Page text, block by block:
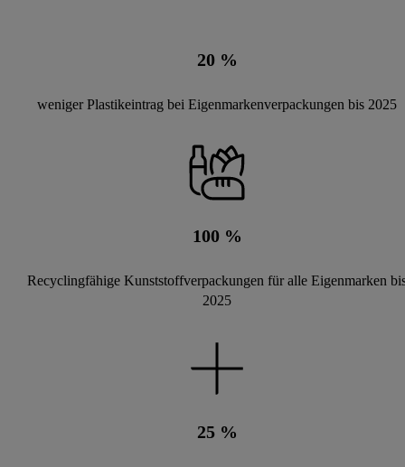
20%
weniger Plastikeintrag bei Eigenmarkenverpackungen bis 2025
100%
Recyclingfähige Kunststoffverpackungen für alle Eigenmarken
2025
25%